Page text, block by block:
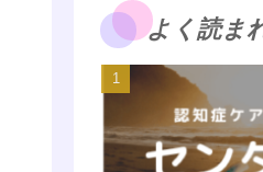
よく読ま